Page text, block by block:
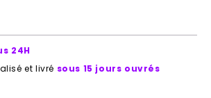
24H
et livré sous 15 jours ouvrés